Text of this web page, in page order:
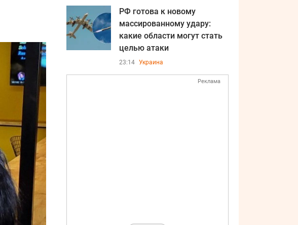
РФ готова к новому
массированному удару:
какие области могут стать
целью атаки
23:14 Украина
Реклама